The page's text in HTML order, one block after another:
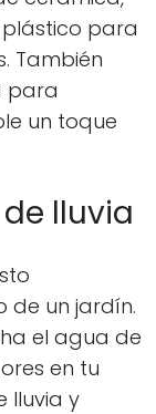
para
También
para
un toque
lluvia
de un jardín.
el agua de
en tu
lluvia y